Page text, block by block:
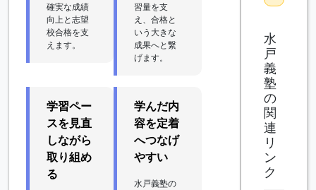
確実な成績
向上と志望
校合格を支
えます。
習量を支
え、合格と
いう大きな
成果へと繋
げます。
学習ペー
スを見直
しながら
取り組め
る
学んだ内
容を定着
へつなげ
やすい
水戸義塾の
水
戸
義
塾
の
関
連
リ
ン
ク